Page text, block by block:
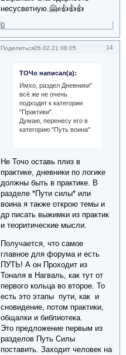
несусветную.🤗✊👍👍👍
0
Поделиться 14
26.02.21 08:05
ТОЧо написал(а):
Имхо, раздел Дневники"
всё же не очень
подходит к категории
"Практики".
Думаю, перенесу его в
категорию "Путь воина"
Не Точо оставь плиз в
практике, дневники по логике
должны быть в практике. В
разделе *Пути силы* или
воина я также открою темы и
др писать выжимки из практик
и теоритические мысли.
Получается, что самое
главное для форума и есть
ПУТЬ! А он Проходит из
Тоналя в Нагваль, как тут от
первого кольца во второе. То
есть это этапы пути, как и
сновидение, потом практики,
общалки и библиотека.
Это предложение первым из
разделов Путь Силы
поставить. Заходит человек на